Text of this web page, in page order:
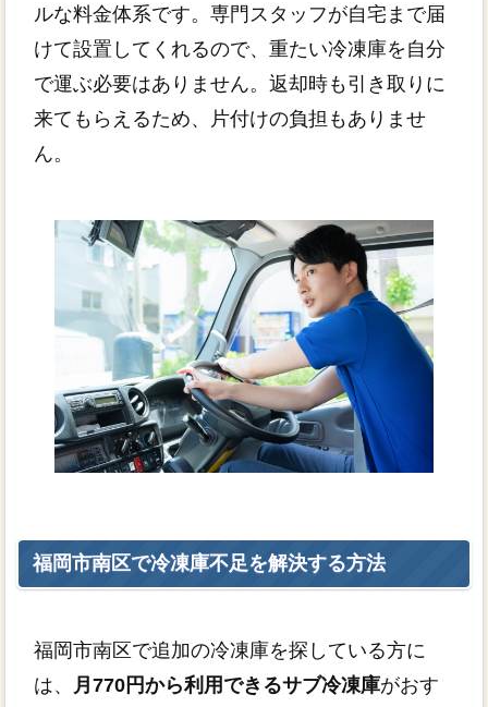
ルな料金体系です。専門スタッフが自宅まで届
けて設置してくれるので、重たい冷凍庫を自分
で運ぶ必要はありません。返却時も引き取りに
来てもらえるため、片付けの負担もありませ
ん。
福岡市南区で冷凍庫不足を解決する方法
福岡市南区で追加の冷凍庫を探している方に
は、
月770円から利用できるサブ冷凍庫がおす